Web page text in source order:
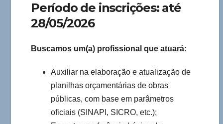
Período de inscrições: até
28/05/2026
Buscamos um(a) profissional que atuará:
Auxiliar na elaboração e atualização de
planilhas orçamentárias de obras
públicas, com base em parâmetros
oficiais (SINAPI, SICRO, etc.);